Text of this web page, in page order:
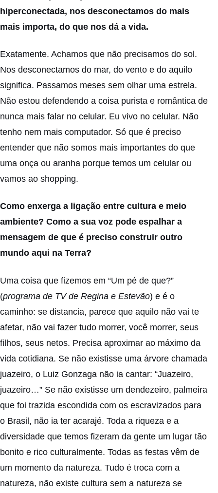
hiperconectada, nos desconectamos do mais
mais importa, do que nos dá a vida.
Exatamente. Achamos que não precisamos do sol.
Nos desconectamos do mar, do vento e do aquilo
significa. Passamos meses sem olhar uma estrela.
Não estou defendendo a coisa purista e romântica de
nunca mais falar no celular. Eu vivo no celular. Não
tenho nem mais computador. Só que é preciso
entender que não somos mais importantes do que
uma onça ou aranha porque temos um celular ou
vamos ao shopping.
Como enxerga a ligação entre cultura e meio
ambiente? Como a sua voz pode espalhar a
mensagem de que é preciso construir outro
mundo aqui na Terra?
Uma coisa que fizemos em “Um pé de que?”
(programa de TV de Regina e Estevão) e é o
caminho: se distancia, parece que aquilo não vai te
afetar, não vai fazer tudo morrer, você morrer, seus
filhos, seus netos. Precisa aproximar ao máximo da
vida cotidiana. Se não existisse uma árvore chamada
juazeiro, o Luiz Gonzaga não ia cantar: “Juazeiro,
juazeiro…” Se não existisse um dendezeiro, palmeira
que foi trazida escondida com os escravizados para
o Brasil, não ia ter acarajé. Toda a riqueza e a
diversidade que temos fizeram da gente um lugar tão
bonito e rico culturalmente. Todas as festas vêm de
um momento da natureza. Tudo é troca com a
natureza, não existe cultura sem a natureza se